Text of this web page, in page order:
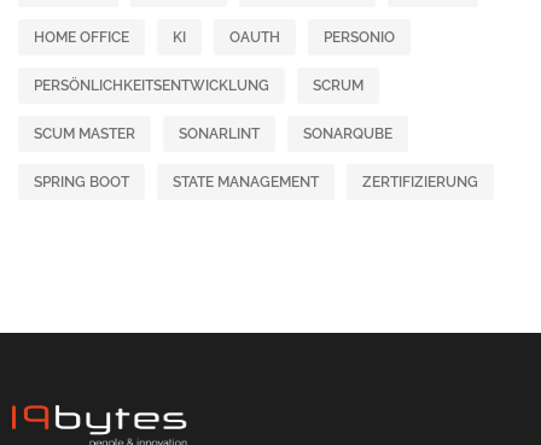
HOME OFFICE KI OAUTH PERSONIO
PERSÖNLICHKEITSENTWICKLUNG SCRUM
SCUM MASTER SONARLINT SONARQUBE
SPRING BOOT STATE MANAGEMENT ZERTIFIZIERUNG